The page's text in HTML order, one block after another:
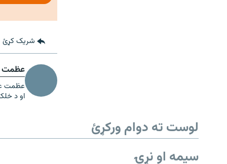
شریک کړئ
عظمت
عظمت
او د
لوست ته دوام ورکړئ
سیمه او نړۍ